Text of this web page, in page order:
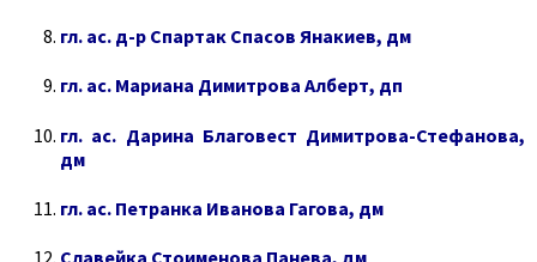
гл. ас. д-р Спартак Спасов Янакиев, дм
гл. ас. Мариана Димитрова Алберт, дп
гл. ас. Дарина Благовест Димитрова-Стефанова,
дм
гл. ас. Петранка Иванова Гагова, дм